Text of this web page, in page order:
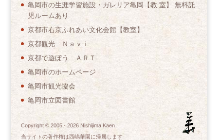
亀岡市の生涯学習施設・ガレリア亀岡【教 室】 無料託
児ルームあり
京都市右京ふれあい文化会館【教室】
京都観光 Ｎａｖｉ
京都で遊ぼう ＡＲＴ
亀岡市のホームページ
亀岡市観光協会
亀岡市立図書館
Copyright © 2005 - 2026Nishijima Kaen
当サイトの著作権は西嶋華園に帰属します